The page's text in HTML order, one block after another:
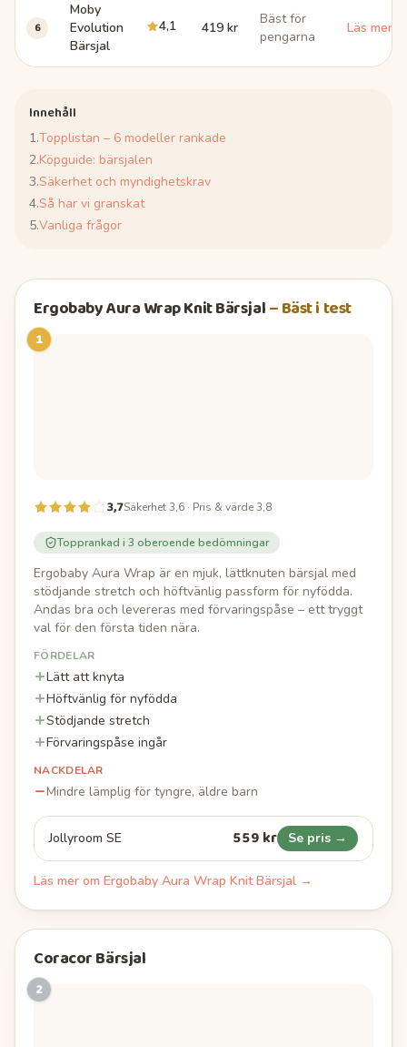
6
Moby
Evolution
Bärsjal
4,1 419 kr
Bäst för
pengarna
Läs mer
Innehåll
1.Topplistan – 6 modeller rankade
2.Köpguide: bärsjalen
3.Säkerhet och myndighetskrav
4.Så har vi granskat
5.Vanliga frågor
Ergobaby Aura Wrap Knit Bärsjal–Bäst i test
1
3,7Säkerhet 3,6 · Pris & värde 3,8
Topprankad i 3 oberoende bedömningar
Ergobaby Aura Wrap är en mjuk, lättknuten bärsjal med
stödjande stretch och höftvänlig passform för nyfödda.
Andas bra och levereras med förvaringspåse – ett tryggt
val för den första tiden nära.
FÖRDELAR
Lätt att knyta
Höftvänlig för nyfödda
Stödjande stretch
Förvaringspåse ingår
NACKDELAR
Mindre lämplig för tyngre, äldre barn
Jollyroom SE 559 kr Se pris →
Läs mer om Ergobaby Aura Wrap Knit Bärsjal →
Coracor Bärsjal
2